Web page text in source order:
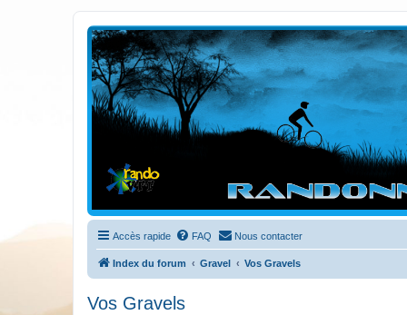
Randovttfree.fr
Bienvenue sur le site des randos vtt et pédestre de Bretagne . Bonne
Accès rapide FAQ Nous contacter
Index du forum Gravel Vos Gravels
Vos Gravels